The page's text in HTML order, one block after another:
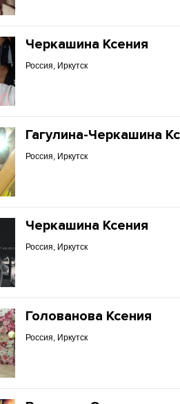
Черкашина Ксения
Россия, Иркутск
Гагулина-Черкашина
Россия, Иркутск
Черкашина Ксения
Россия, Иркутск
Голованова Ксения
Россия, Иркутск